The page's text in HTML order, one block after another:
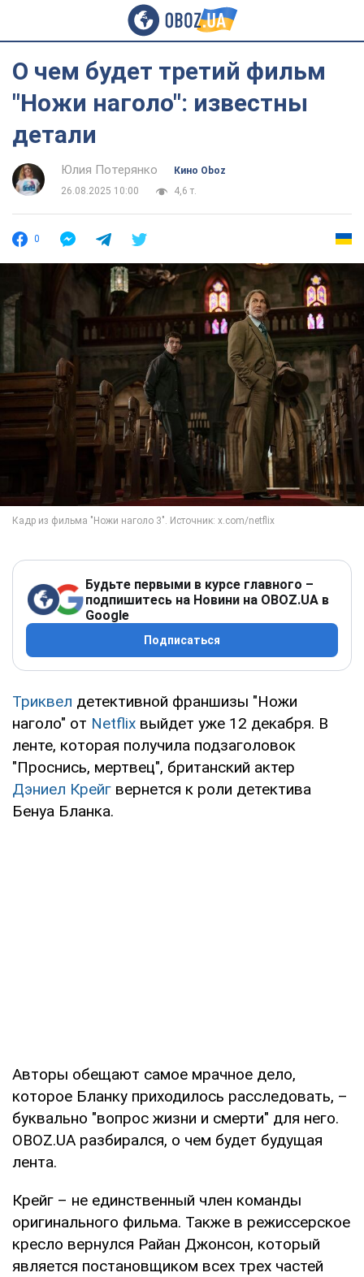
О чем будет третий фильм
"Ножи наголо": известны
детали
Юлия Потерянко
Кино Oboz
26.08.2025 10:00
4,6 т.
0
Будьте первыми в курсе главного –
подпишитесь на Новини на OBOZ.UA в
Google
Подписаться
Триквел детективной франшизы "Ножи
наголо" от Netflix выйдет уже 12 декабря. В
ленте, которая получила подзаголовок
"Проснись, мертвец", британский актер
Дэниел Крейг вернется к роли детектива
Бенуа Бланка.
Авторы обещают самое мрачное дело,
которое Бланку приходилось расследовать, –
буквально "вопрос жизни и смерти" для него.
OBOZ.UA разбирался, о чем будет будущая
лента.
Крейг – не единственный член команды
оригинального фильма. Также в режиссерское
кресло вернулся Райан Джонсон, который
является постановщиком всех трех частей